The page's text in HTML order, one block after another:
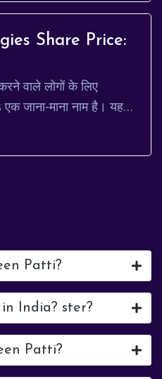
Share Price:
वाले लोगों के लिए
जाना-माना नाम है। यह
प्रदान करने में विशेषज्...
Patti?
India? ster?
Patti?